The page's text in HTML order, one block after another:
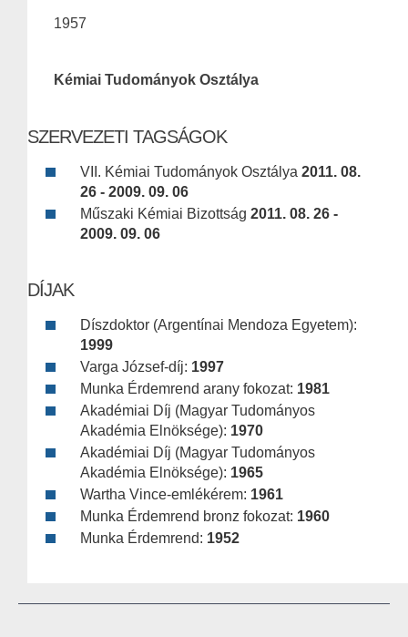
1957
Kémiai Tudományok Osztálya
SZERVEZETI TAGSÁGOK
VII. Kémiai Tudományok Osztálya 2011. 08.
26 - 2009. 09. 06
Műszaki Kémiai Bizottság 2011. 08. 26 -
2009. 09. 06
DÍJAK
Díszdoktor (Argentínai Mendoza Egyetem):
1999
Varga József-díj: 1997
Munka Érdemrend arany fokozat: 1981
Akadémiai Díj (Magyar Tudományos
Akadémia Elnöksége): 1970
Akadémiai Díj (Magyar Tudományos
Akadémia Elnöksége): 1965
Wartha Vince-emlékérem: 1961
Munka Érdemrend bronz fokozat: 1960
Munka Érdemrend: 1952